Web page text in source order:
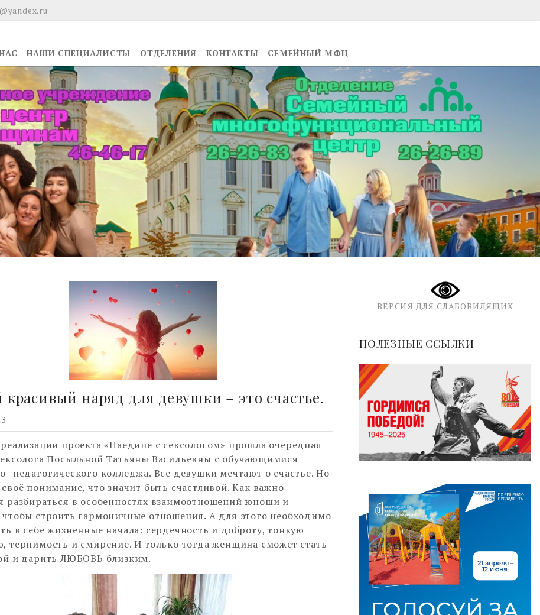
НАШИ СПЕЦИАЛИСТЫ ОТДЕЛЕНИЯ КОНТАКТЫ СЕМЕЙНЫЙ МФЦ
наряд для девушки – это счастье.
проекта «Наедине с сексологом» прошла очередная
Посыльной Татьяны Васильевны с обучающимися
педагогического колледжа. Все девушки мечтают о счастье. Но
понимание, что значит быть счастливой. Как важно
разбираться в особенностях взаимоотношений юноши и
строить гармоничные отношения. А для этого необходимо
в себе жизненные начала: сердечность и доброту, тонкую
терпимость и смирение. И только тогда женщина сможет стать
и дарить ЛЮБОВЬ близким.
ВЕРСИЯ ДЛЯ СЛАБОВИДЯЩИХ
ПОЛЕЗНЫЕ ССЫЛКИ